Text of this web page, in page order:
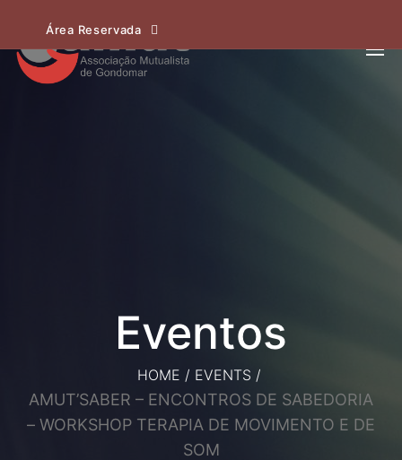
Área Reservada
HOME / EVENTS /
AMUT’SABER – ENCONTROS DE SABEDORIA
– WORKSHOP TERAPIA DE MOVIMENTO E DE
SOM